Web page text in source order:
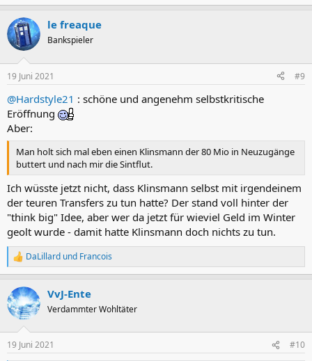
le freaque
Bankspieler
19 Juni 2021 #9
@Hardstyle21 : schöne und angenehm selbstkritische
Eröffnung
Aber:
Man holt sich mal eben einen Klinsmann der 80 Mio in Neuzugänge
buttert und nach mir die Sintflut.
Ich wüsste jetzt nicht, dass Klinsmann selbst mit irgendeinem
der teuren Transfers zu tun hatte? Der stand voll hinter der
"think big" Idee, aber wer da jetzt für wieviel Geld im Winter
geolt wurde - damit hatte Klinsmann doch nichts zu tun.
R
e
k
t
i
e
DaLillard und Francois
VvJ-Ente
Verdammter Wohltäter
19 Juni 2021 #10